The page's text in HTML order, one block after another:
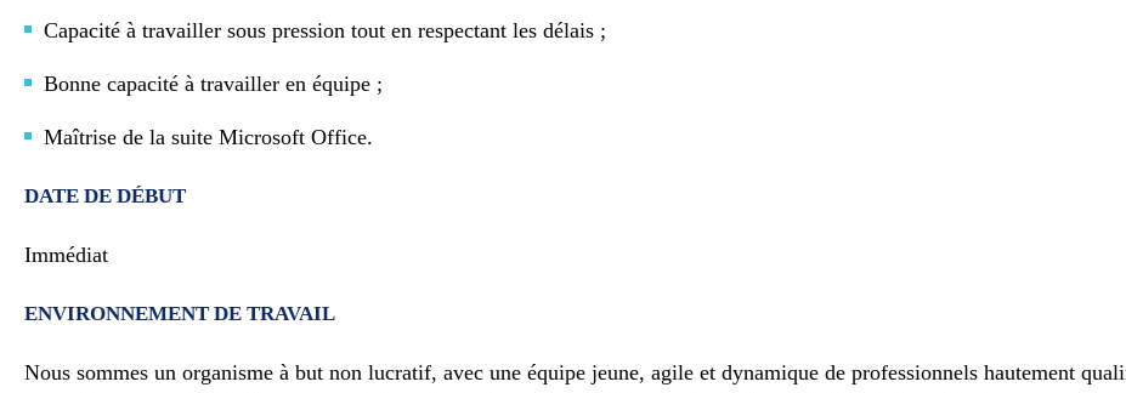
Capacité à travailler sous pression tout en respectant les délais ;
Bonne capacité à travailler en équipe ;
Maîtrise de la suite Microsoft Office.
DATE DE DÉBUT
Immédiat
ENVIRONNEMENT DE TRAVAIL
Nous sommes un organisme à but non lucratif, avec une équipe jeune, agile et dynamique de professionnels hautement